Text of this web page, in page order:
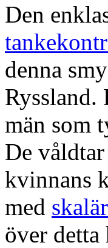
Den
denna
Ryssland.
män som
De
kvinnans
med
över detta